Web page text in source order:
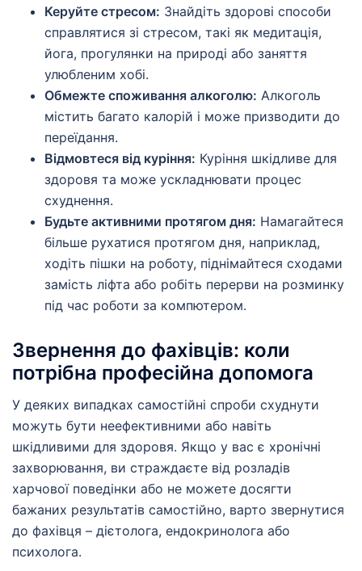
Керуйте стресом: Знайдіть здорові способи
справлятися зі стресом, такі як медитація,
йога, прогулянки на природі або заняття
улюбленим хобі.
Обмежте споживання алкоголю: Алкоголь
містить багато калорій і може призводити до
переїдання.
Відмовтеся від куріння: Куріння шкідливе для
здоровя та може ускладнювати процес
схуднення.
Будьте активними протягом дня: Намагайтеся
більше рухатися протягом дня, наприклад,
ходіть пішки на роботу, піднімайтеся сходами
замість ліфта або робіть перерви на розминку
під час роботи за компютером.
Звернення до фахівців: коли
потрібна професійна допомога
У деяких випадках самостійні спроби схуднути
можуть бути неефективними або навіть
шкідливими для здоровя. Якщо у вас є хронічні
захворювання, ви страждаєте від розладів
харчової поведінки або не можете досягти
бажаних результатів самостійно, варто звернутися
до фахівця – дієтолога, ендокринолога або
психолога.